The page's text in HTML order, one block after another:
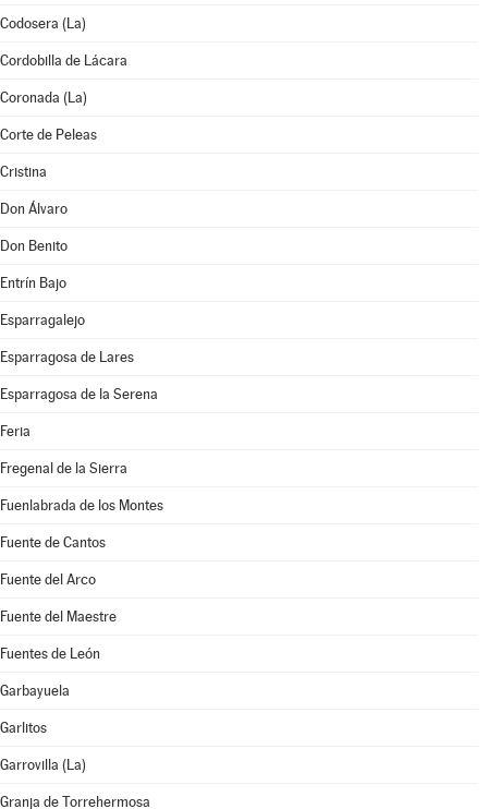
Codosera (La)
Cordobilla de Lácara
Coronada (La)
Corte de Peleas
Cristina
Don Álvaro
Don Benito
Entrín Bajo
Esparragalejo
Esparragosa de Lares
Esparragosa de la Serena
Feria
Fregenal de la Sierra
Fuenlabrada de los Montes
Fuente de Cantos
Fuente del Arco
Fuente del Maestre
Fuentes de León
Garbayuela
Garlitos
Garrovilla (La)
Granja de Torrehermosa